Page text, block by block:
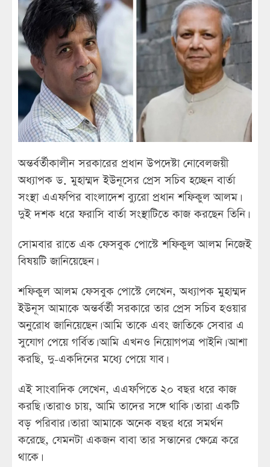
অন্তর্বর্তীকালীন সরকারের প্রধান উপদেষ্টা নোবেলজয়ী
অধ্যাপক ড. মুহাম্মদ ইউনূসের প্রেস সচিব হচ্ছেন বার্তা
সংস্থা এএফপির বাংলাদেশ ব্যুরো প্রধান শফিকুল আলম।
দুই দশক ধরে ফরাসি বার্তা সংস্থাটিতে কাজ করছেন তিনি।
সোমবার রাতে এক ফেসবুক পোস্টে শফিকুল আলম নিজেই
বিষয়টি জানিয়েছেন।
শফিকুল আলম ফেসবুক পোস্টে লেখেন, অধ্যাপক মুহাম্মদ
ইউনূস আমাকে অন্তর্বর্তী সরকারে তার প্রেস সচিব হওয়ার
অনুরোধ জানিয়েছেন। আমি তাকে এবং জাতিকে সেবার এ
সুযোগ পেয়ে গর্বিত। আমি এখনও নিয়োগপত্র পাইনি। আশা
করছি, দু-একদিনের মধ্যে পেয়ে যাব।
এই সাংবাদিক লেখেন, এএফপিতে ২০ বছর ধরে কাজ
করছি। তারাও চায়, আমি তাদের সঙ্গে থাকি। তারা একটি
বড় পরিবার। তারা আমাকে অনেক বছর ধরে সমর্থন
করেছে, যেমনটা একজন বাবা তার সন্তানের ক্ষেত্রে করে
থাকে।